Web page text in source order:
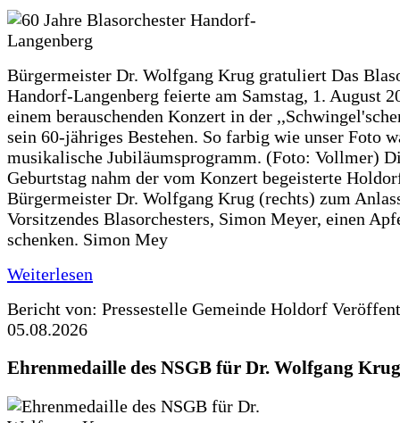
Bürgermeister Dr. Wolfgang Krug gratuliert Das
Handorf-Langenberg feierte am Samstag, 1. August
einem berauschenden Konzert in der
sein 60-jähriges Bestehen. So farbig wie unser Foto
musikalische Jubiläumsprogramm. (Foto: Vollmer)
Geburtstag nahm der vom Konzert begeisterte
Bürgermeister Dr. Wolfgang Krug (rechts) zum
Vorsitzendes Blasorchesters, Simon Meyer, einen
schenken. Simon Mey
Weiterlesen
Bericht von: Pressestelle Gemeinde Holdorf
05.08.2026
Ehrenmedaille des NSGB für Dr. Wolfgang Krug